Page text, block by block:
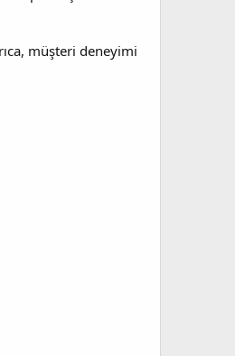
müşteri deneyimi